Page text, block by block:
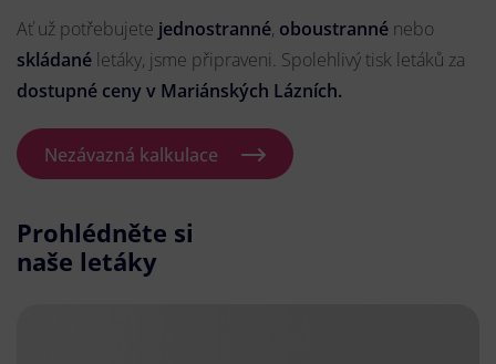
Ať už potřebujete jednostranné, oboustranné nebo
skládané letáky, jsme připraveni. Spolehlivý tisk letáků za
dostupné ceny v Mariánských Lázních.
Nezávazná kalkulace
Prohlédněte si
naše letáky